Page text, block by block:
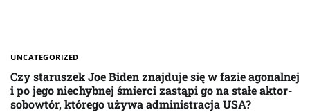
UNCATEGORIZED
Czy staruszek Joe Biden znajduje się w fazie agonalnej
i po jego niechybnej śmierci zastąpi go na stałe aktor-
sobowtór, którego używa administracja USA?